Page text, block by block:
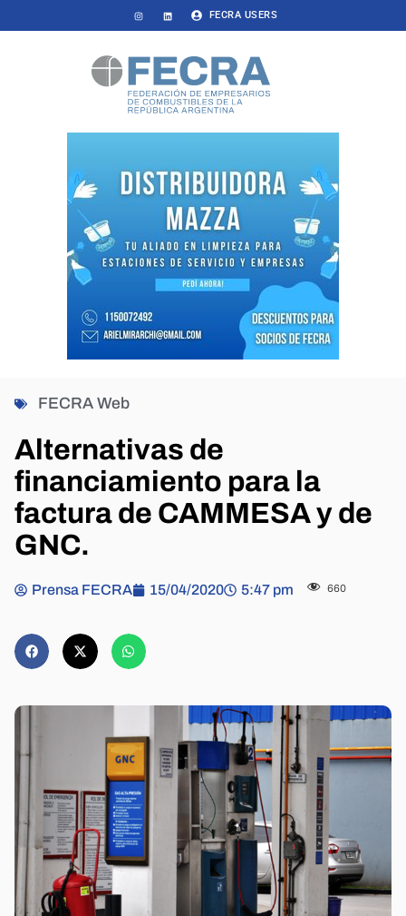
FECRA USERS
FECRA Web
Alternativas de
financiamiento para la
factura de CAMMESA y de
GNC.
Prensa FECRA 15/04/2020 5:47 pm 660